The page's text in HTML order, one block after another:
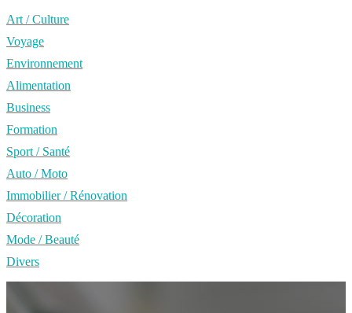
Art / Culture
Voyage
Environnement
Alimentation
Business
Formation
Sport / Santé
Auto / Moto
Immobilier / Rénovation
Décoration
Mode / Beauté
Divers